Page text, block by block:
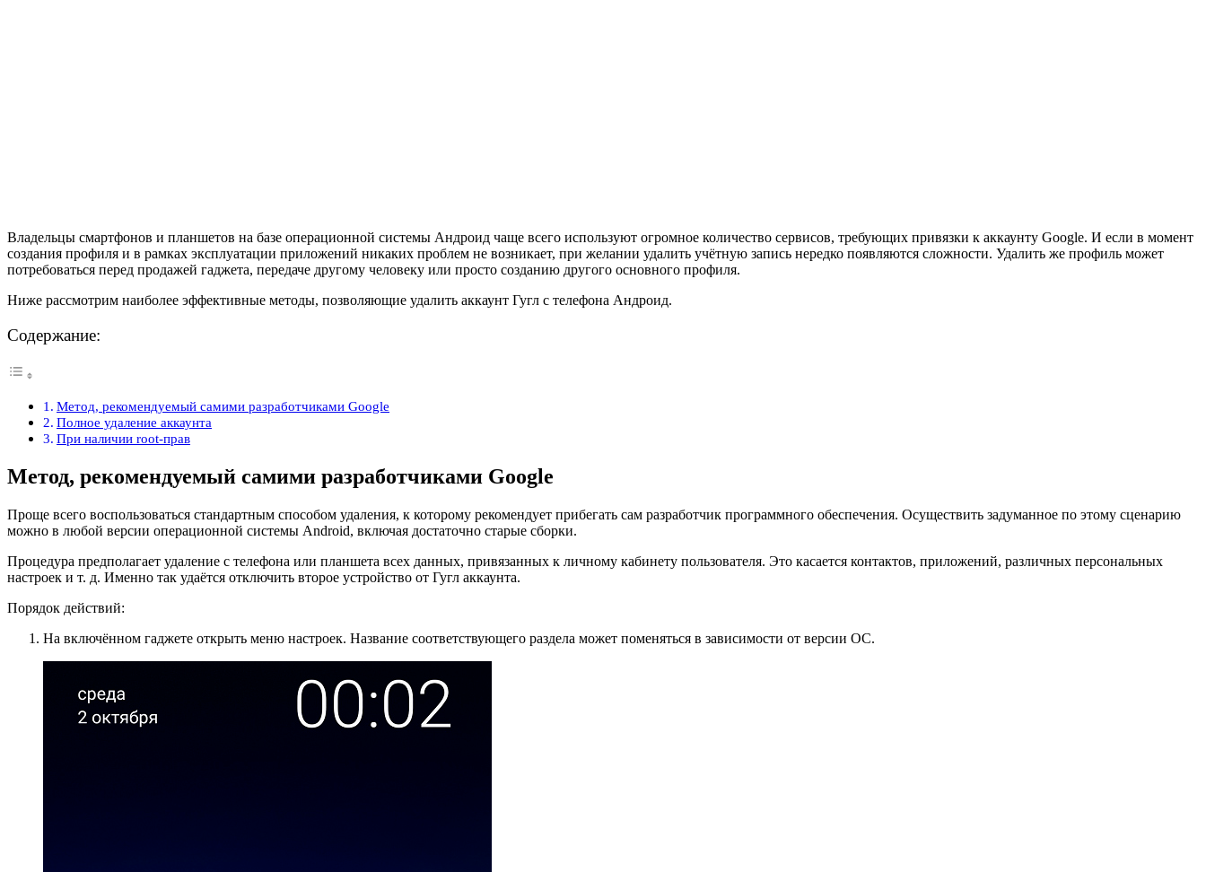
Владельцы смартфонов и планшетов на базе операционной системы Андроид чаще всего используют огромное количество сервисов, требующих привязки к аккаунту Google. И если в момент
создания профиля и в рамках эксплуатации приложений никаких проблем не возникает, при желании удалить учётную запись нередко появляются сложности. Удалить же профиль может
потребоваться перед продажей гаджета, передаче другому человеку или просто созданию другого основного профиля.
Ниже рассмотрим наиболее эффективные методы, позволяющие удалить аккаунт Гугл с телефона Андроид.
Содержание:
Метод, рекомендуемый самими разработчиками Google
Полное удаление аккаунта
При наличии root-прав
Метод, рекомендуемый самими разработчиками Google
Проще всего воспользоваться стандартным способом удаления, к которому рекомендует прибегать сам разработчик программного обеспечения. Осуществить задуманное по этому сценарию
можно в любой версии операционной системы Android, включая достаточно старые сборки.
Процедура предполагает удаление с телефона или планшета всех данных, привязанных к личному кабинету пользователя. Это касается контактов, приложений, различных персональных
настроек и т. д. Именно так удаётся отключить второе устройство от Гугл аккаунта.
Порядок действий:
На включённом гаджете открыть меню настроек. Название соответствующего раздела может поменяться в зависимости от версии ОС.